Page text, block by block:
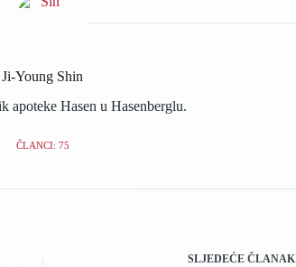
Ji-Young Shin
apoteke Hasen u Hasenberglu.
ČLANCI: 75
SLJEDEĆE ČLANAK